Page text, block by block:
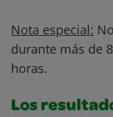
Nota especial:
durante más de
horas.
Los